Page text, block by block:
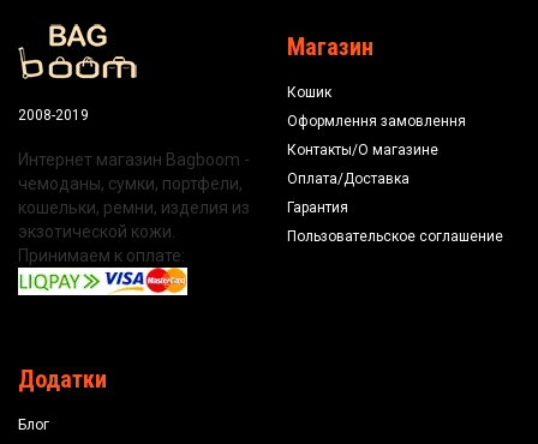
2008-2019
Интернет магазин Bagboom -
чемоданы, сумки, портфели,
кошельки, ремни, изделия из
экзотической кожи.
Принимаем к оплате:
Магазин
Кошик
Оформлення замовлення
Контакты/О магазине
Оплата/Доставка
Гарантия
Пользовательское соглашение
Додатки
Блог